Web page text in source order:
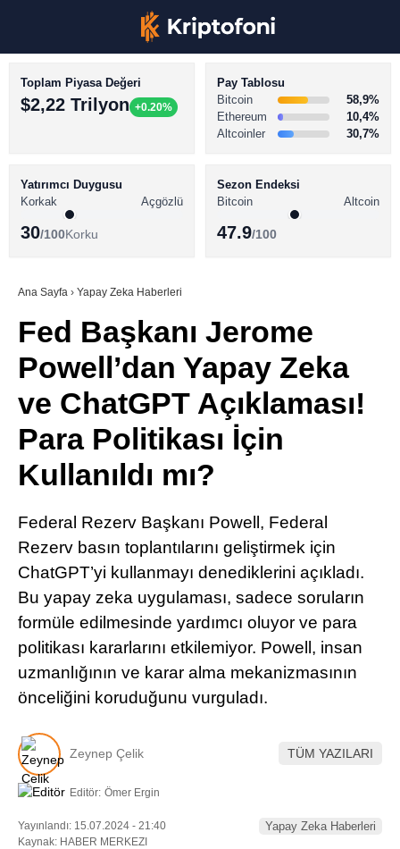
Youtube
TikTok
Telegram
BİTCOİN HABERLERİ
ALTCOİN HABERLERİ
SÖZLÜK
Toplam Piyasa Değeri
$2,22 Trilyon +0.20%
Pay Tablosu
Bitcoin
58,9%
Ethereum
10,4%
Altcoinler
30,7%
Yatırımcı Duygusu
Korkak
Açgözlü
30/100Korku
Sezon Endeksi
Bitcoin
Altcoin
47.9/100
Ana Sayfa › Yapay Zeka Haberleri
Fed Başkanı Jerome
Powell’dan Yapay Zeka
ve ChatGPT Açıklaması!
Para Politikası İçin
Kullanıldı mı?
Federal Rezerv Başkanı Powell, Federal
Rezerv basın toplantılarını geliştirmek için
ChatGPT’yi kullanmayı denediklerini açıkladı.
Bu yapay zeka uygulaması, sadece soruların
formüle edilmesinde yardımcı oluyor ve para
politikası kararlarını etkilemiyor. Powell, insan
uzmanlığının ve karar alma mekanizmasının
önceliğini koruduğunu vurguladı.
Zeynep Çelik TÜM YAZILARI
Editör: Ömer Ergin
Yayınlandı: 15.07.2024 - 21:40
Kaynak: HABER MERKEZI
Yapay Zeka Haberleri